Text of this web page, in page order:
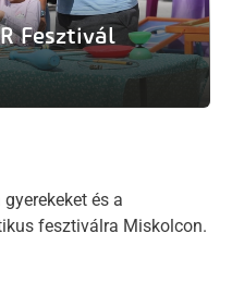
Fesztivál
és a
fesztiválra Miskolcon.